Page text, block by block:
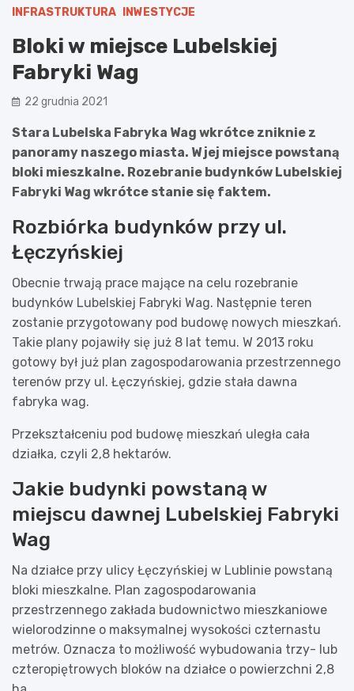
INFRASTRUKTURA INWESTYCJE
Bloki w miejsce Lubelskiej
Fabryki Wag
22 grudnia 2021
Stara Lubelska Fabryka Wag wkrótce zniknie z
panoramy naszego miasta. W jej miejsce powstaną
bloki mieszkalne. Rozebranie budynków Lubelskiej
Fabryki Wag wkrótce stanie się faktem.
Rozbiórka budynków przy ul.
Łęczyńskiej
Obecnie trwają prace mające na celu rozebranie
budynków Lubelskiej Fabryki Wag. Następnie teren
zostanie przygotowany pod budowę nowych mieszkań.
Takie plany pojawiły się już 8 lat temu. W 2013 roku
gotowy był już plan zagospodarowania przestrzennego
terenów przy ul. Łęczyńskiej, gdzie stała dawna
fabryka wag.
Przekształceniu pod budowę mieszkań uległa cała
działka, czyli 2,8 hektarów.
Jakie budynki powstaną w
miejscu dawnej Lubelskiej Fabryki
Wag
Na działce przy ulicy Łęczyńskiej w Lublinie powstaną
bloki mieszkalne. Plan zagospodarowania
przestrzennego zakłada budownictwo mieszkaniowe
wielorodzinne o maksymalnej wysokości czternastu
metrów. Oznacza to możliwość wybudowania trzy- lub
czteropiętrowych bloków na działce o powierzchni 2,8